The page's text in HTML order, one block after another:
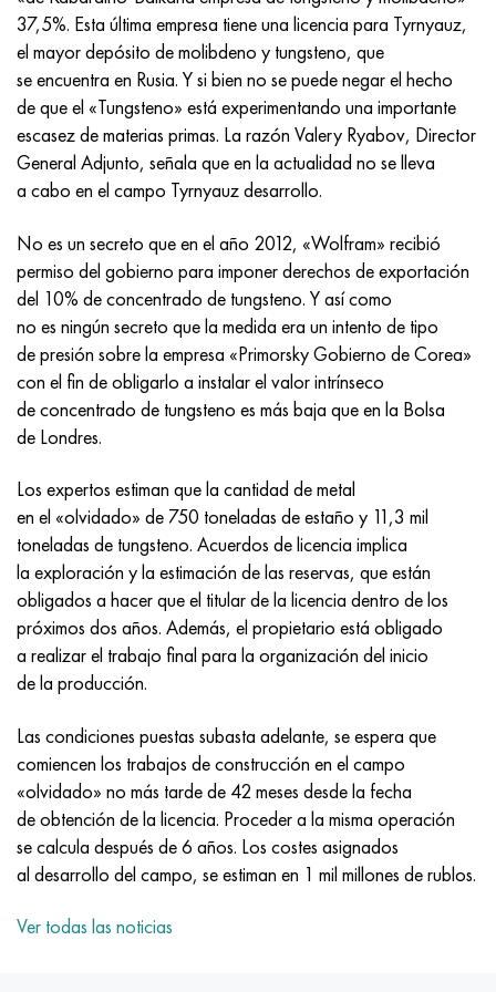
37,5%. Esta última empresa tiene una licencia para Tyrnyauz,
el mayor depósito de molibdeno y tungsteno, que
se encuentra en Rusia. Y si bien no se puede negar el hecho
de que el «Tungsteno» está experimentando una importante
escasez de materias primas. La razón Valery Ryabov, Director
General Adjunto, señala que en la actualidad no se lleva
a cabo en el campo Tyrnyauz desarrollo.
No es un secreto que en el año 2012, «Wolfram» recibió
permiso del gobierno para imponer derechos de exportación
del 10% de concentrado de tungsteno. Y así como
no es ningún secreto que la medida era un intento de tipo
de presión sobre la empresa «Primorsky Gobierno de Corea»
con el fin de obligarlo a instalar el valor intrínseco
de concentrado de tungsteno es más baja que en la Bolsa
de Londres.
Los expertos estiman que la cantidad de metal
en el «olvidado» de 750 toneladas de estaño y 11,3 mil
toneladas de tungsteno. Acuerdos de licencia implica
la exploración y la estimación de las reservas, que están
obligados a hacer que el titular de la licencia dentro de los
próximos dos años. Además, el propietario está obligado
a realizar el trabajo final para la organización del inicio
de la producción.
Las condiciones puestas subasta adelante, se espera que
comiencen los trabajos de construcción en el campo
«olvidado» no más tarde de 42 meses desde la fecha
de obtención de la licencia. Proceder a la misma operación
se calcula después de 6 años. Los costes asignados
al desarrollo del campo, se estiman en 1 mil millones de rublos.
Ver todas las noticias
Incotherm
incotest
Jette M152
Cobalto 6B
maraging 250
René 41
Maraging 300
Maraging 350
MP35N
MP159
multimetro n155
Nicrofer 5923 hMo
Nicrofer 6030
Nitronik 40
Nitronik 50
Nitrónico 60
47ND
47НХР
49KF
49K2F, 49K2FA-VI
Aleación 50N
Aleación 50NP
50NHS
Aleación 52N
52K12F
56DGNH
68NKhVKTYu
79NM, Lupa 7904
80NM
80NMV-VI
80NHS
81HMA
Tipos de aleaciones de precisión
HN62VMYUT
HN62MVKYU
HN63MB
XN65VM
KhN65VMTYu
KhN67MVTYu
KhN68VKTYU
KhN68VMTYUK-vd
KhN70VMTYu
HN73MBTYu
XN70YU
HN75MBTYu
XN75TBYu
XN77TYu
XN77TYUR
ХН78Т
VT-35
PT-1M
PT-3V
PT-7M
2B
SPT-2 sv
A LAS 3
3M
TL3
TL5
A LAS 6
TS-6
14 titanio
SP-17
40 titanio
1.4466 - AISI 310MoLn
Aleación Al6xn
15-7Ph® - 1.4532
PH 13-8 meses - 1.4534
1.4542 - 17-4Ph®
Custom 455® - 1.4543 - uns s45500
1.4545 - 15-5Ph®
1.4548 - 17-4Ph®
1.4550 - AISI 347
1.4567 - AISI 304Cu
1.4570-aisi303Cu
1.4574 - Aleación PH 15-7 Mo®
1.4580 - AISI 316Cb
1.4597 - AISI 204Cu
Aleación 28 - 1.4563
Aleación 31 - 1.4562
Aleación 254smo® - 1.4547
10X17H13M3T
10X18N18Yu4D
11X11N2V2MF
12Х18Н9Т
13X11N2V2MF
15x11mf
15х12vnmf
15Х12Н2MVFAB
15X16K5N2MVFAB
15X16H2AM
18X11MNFB
18X12VMBFR
20X12VNMF
20Х3FMI
21NKMT
37X12N8G8MFB
2,0872, CuNi10Fe1Mn, Cw352h
Bronce aluminio silicio
CW301G, C64200
bronce de silicio
C65500, CuAl11Fe3
C65620, CuSi3Fe2Zn3
C65100, CuSi1.5
Bronce estaño-plomo
c92200, CuSn6Zn4Pb2
latón rojo
C84400, CuSn2ZnPb
C83600, CuSn5ZnPb
45G2, 45g2, AISI 1144
Aleación de acero estructural
10g2, 10g2, AISI 1513
12X2H4A, 15NiCr13, 1.5752
AC14, 11SMnPb30
20G, 20mn5
20XH3A, AISI 4320, 20hn3a
20HM, 24CrMo5, 20hm
25KhGM, 20CrMo5, 1.7264
30X, AISI 5130, 30h
30hgs, 30hgs
30hgsa, 30hgsa
30hgsn2a, 30hgsna
30xn2ma, 30CrNiMo8
30хн3а, 31nicr14
34khn3ma, 36NiCrMo16, 35NiCrMo16
Р6М5, 1.3343, hs6-5-2, sw7m
Р6М5К5, 1.3243, hs6-5-2-5
R6M5F3, 1.3344, hs6-5-3
9М4К8,1.3207
R12F3, 1.3318, sw12
P18, 1,3355, hs18-0-1, sw18
Acero carbono
10,1.1645, C105W1
11G12, 110G13L, X120Mn12